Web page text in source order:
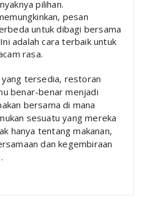
pilihan.
pesan
untuk dibagi bersama
adalah cara terbaik untuk
rasa.
tersedia, restoran
benar-benar menjadi
bersama di mana
sesuatu yang mereka
hanya tentang makanan,
dan kegembiraan